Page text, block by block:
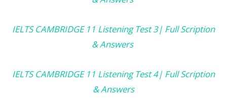
IELTS CAMBRIDGE 11 Listening Test 3| Full Scription
& Answers
IELTS CAMBRIDGE 11 Listening Test 4| Full Scription
& Answers